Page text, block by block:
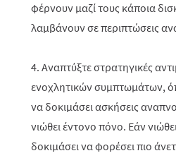
φέρνουν μαζί τους κάποια
λαμβάνουν σε περιπτώσεις
4. Αναπτύξτε στρατηγικές
ενοχλητικών συμπτωμάτων,
να δοκιμάσει ασκήσεις
νιώθει έντονο πόνο. Εάν
δοκιμάσει να φορέσει πιο